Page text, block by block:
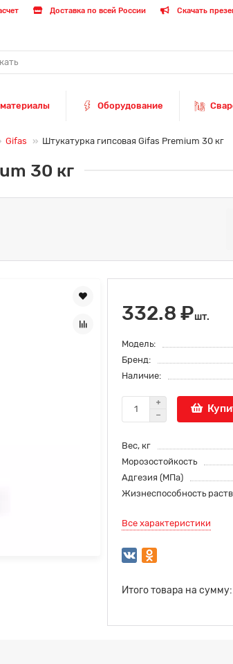
Доставка по всей России Скачать
Оборудование
Gifas Штукатурка гипсовая Gifas Premium 30 кг
30 кг
332.8 ₽шт.
Модель:
Бренд:
Наличие:
Вес, кг
Морозостойкость
Адгезия (МПа)
Жизнеспособность
Все характеристики
Итого товара на сумму: